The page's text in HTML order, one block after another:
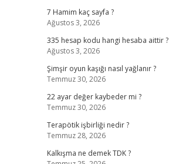
7 Hamim kaç sayfa ?
Ağustos 3, 2026
335 hesap kodu hangi hesaba aittir ?
Ağustos 3, 2026
Şimşir oyun kaşığı nasıl yağlanır ?
Temmuz 30, 2026
22 ayar değer kaybeder mi ?
Temmuz 30, 2026
Terapötik işbirliği nedir ?
Temmuz 28, 2026
Kalkışma ne demek TDK ?